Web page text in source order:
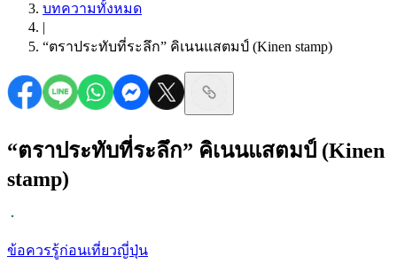
บทความทั้งหมด
|
“ตราประทับที่ระลึก” คิเนนแสตมป์ (Kinen stamp)
“ตราประทับที่ระลึก” คิเนนแสตมป์ (Kinen
stamp)
ข้อควรรู้ก่อนเที่ยวญี่ปุ่น